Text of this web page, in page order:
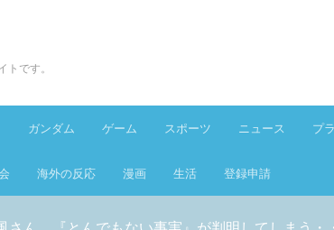
です。
ガンダム ゲーム スポーツ ニュース プ
海外の反応 漫画 生活 登録申請